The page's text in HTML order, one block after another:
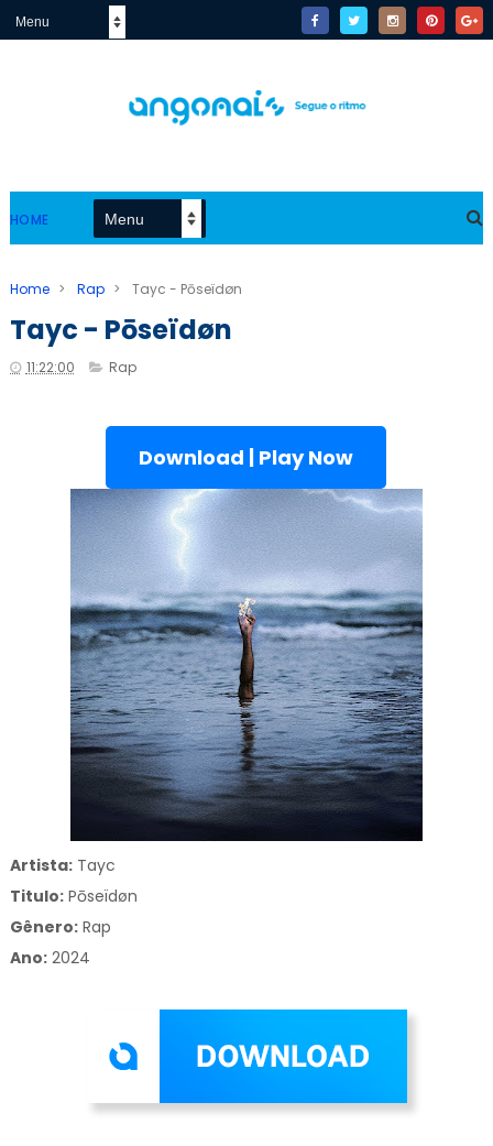
HOME
Home > Rap > Tayc - Pōseïdøn
Tayc - Pōseïdøn
11:22:00 Rap
Download | Play Now
Artista:Tayc
Titulo:Pōseïdøn
Gênero: Rap
Ano:2024